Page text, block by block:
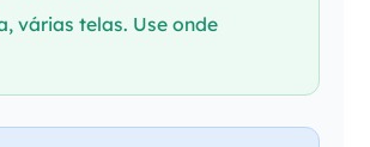
várias telas. Use onde